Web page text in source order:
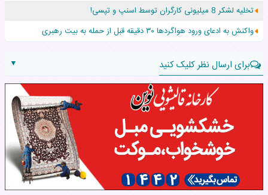
افزایش قد این دختر، چند میلیون دلار برای پدرش خرج داشته
تخلیه لشکر 8 میلیونی کارگران توسط اسنپ و تپسی!
واکنش به ادعای ورود هواگردها ۳۰ دقیقه قبل از حمله به بیت رهبری
برای ارسال نظر کلیک کنید
▼
نام: